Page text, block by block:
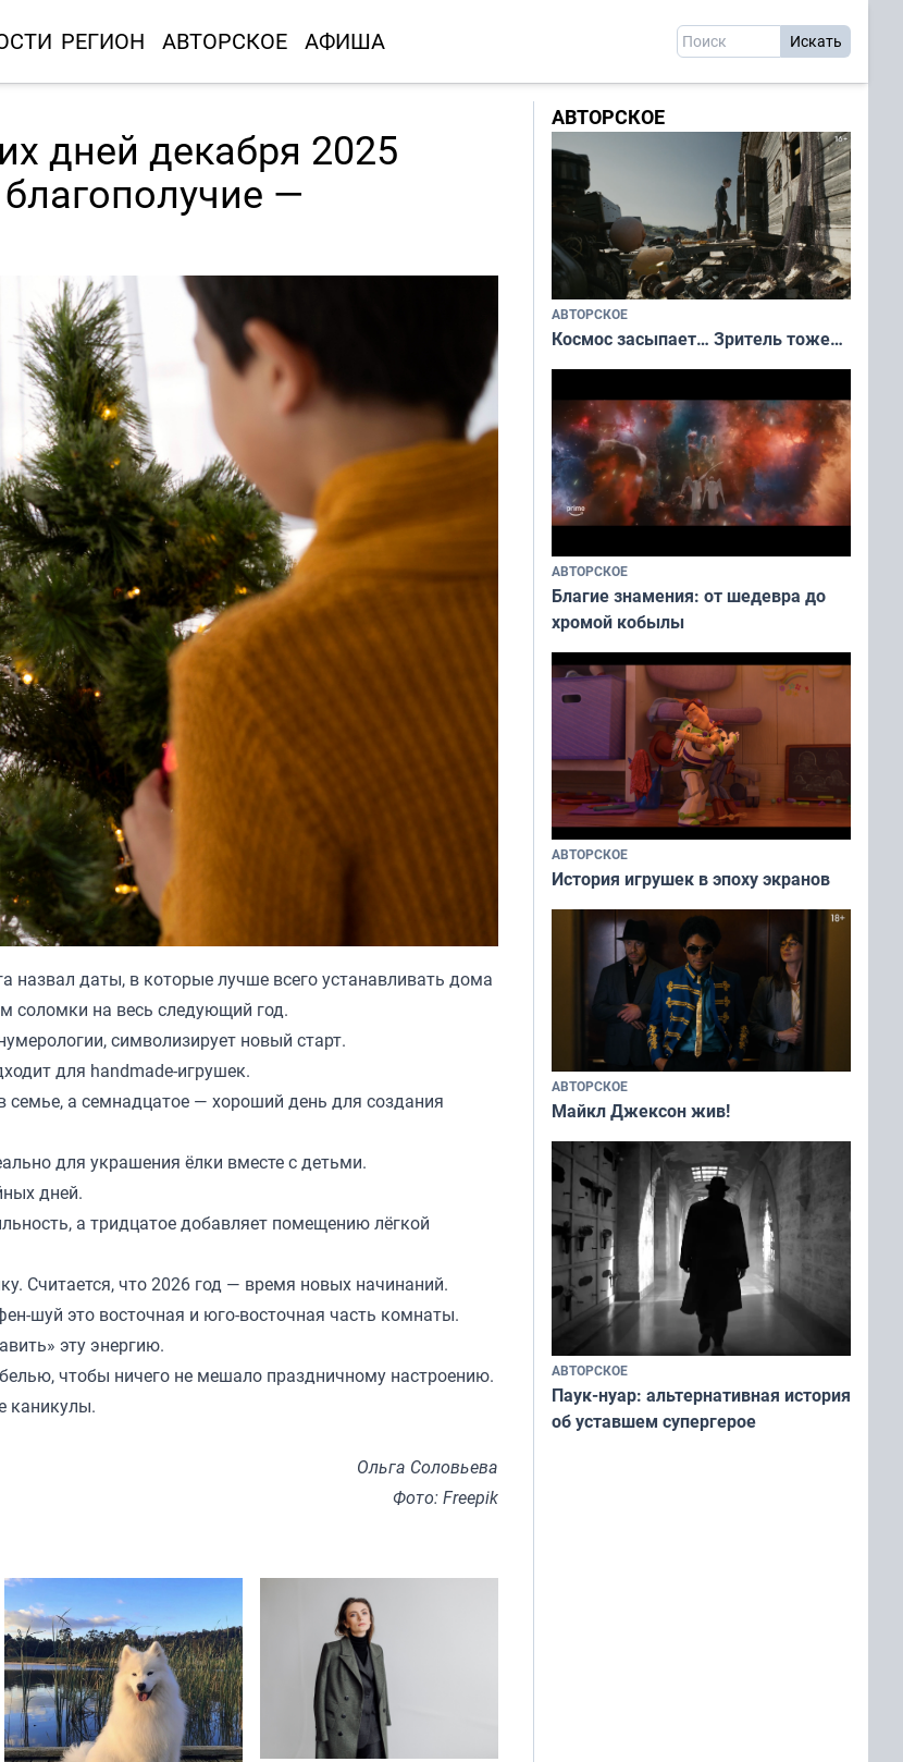
РЕГИОН АВТОРСКОЕ АФИША
дней декабря 2025
—
назвал даты, в которые лучше всего устанавливать дома
соломки на весь следующий год.
символизирует новый старт.
для handmade-игрушек.
семье, а семнадцатое — хороший день для создания
для украшения ёлки вместе с детьми.
дней.
а тридцатое добавляет помещению лёгкой
Считается, что 2026 год — время новых начинаний.
шуй это восточная и юго-восточная часть комнаты.
эту энергию.
чтобы ничего не мешало праздничному настроению.
каникулы.
Ольга Соловьева
Фото: Freepik
АВТОРСКОЕ
АВТОРСКОЕ
Космос засыпает… Зритель тоже…
АВТОРСКОЕ
Благие знамения: от шедевра до
хромой кобылы
АВТОРСКОЕ
История игрушек в эпоху экранов
АВТОРСКОЕ
Майкл Джексон жив!
АВТОРСКОЕ
Паук-нуар: альтернативная история
об уставшем супергерое